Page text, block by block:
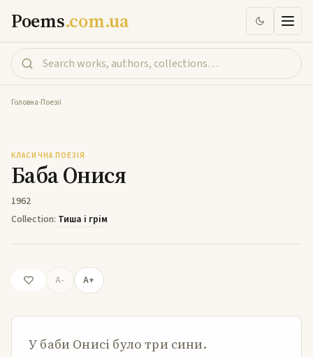
Poems.com.ua
Головна-Поезії
КЛАСИЧНА ПОЕЗІЯ
Баба Онися
1962
Collection: Тиша і грім
A- A+
У баби Онисі було три сини.